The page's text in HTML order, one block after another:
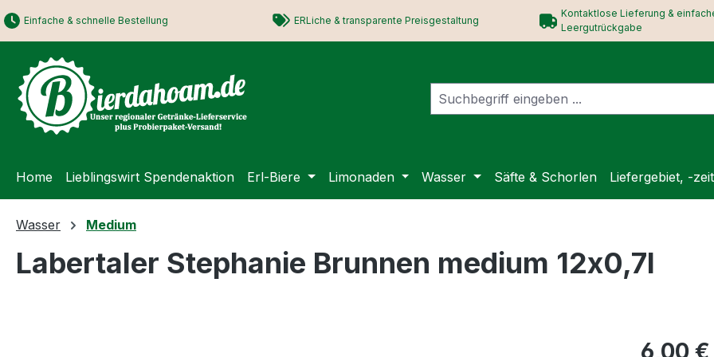
Zur Hauptnavigation springen
Einfache & schnelle Bestellung ERLiche & transparente Preisgestaltung
Kontaktlose Lieferung &
Leergutrückgabe
Home Lieblingswirt Spendenaktion Erl-Biere Limonaden Wasser Säfte & Schorlen Liefergebiet, -
Wasser Medium
Labertaler Stephanie Brunnen medium 12x0,7l
6,00 €